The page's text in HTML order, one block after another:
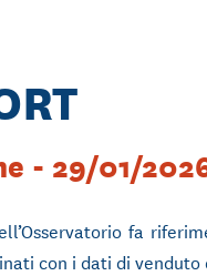
- 29/01/
fa
con i dati di venduto